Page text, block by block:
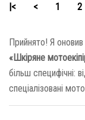
|< < 1 2
Прийнято! Я оновив
«Шкіряне
більш специфічні:
спеціалізовані